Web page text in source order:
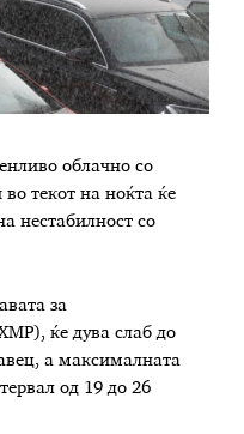
облачно со
текот на ноќта ќе
нестабилност со
за
ќе дува слаб до
а максималната
од 19 до 26